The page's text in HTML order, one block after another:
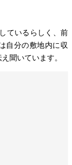
ているらしく、前
自分の敷地内に収
聞いています。